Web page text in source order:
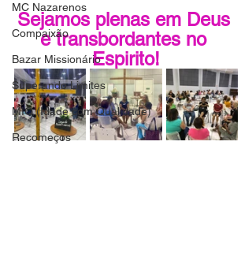
MC Nazarenos
Compaixão
Bazar Missionário
Superando Limites
MIQ (Idade com Qualidade)
Recomeços
Sejamos plenas em Deus
e transbordantes no
Espirito!